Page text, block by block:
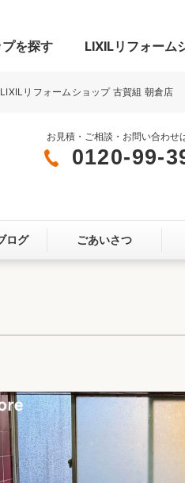
門まわり
を探す LIXILリフォーム
ここちいい暮らしをつくる
リフォームアクセル
LIXILリフォームショップ 古賀組 朝倉店
お見積・ご相談・お問い合わせ
0120-99-
ログ ごあいさつ